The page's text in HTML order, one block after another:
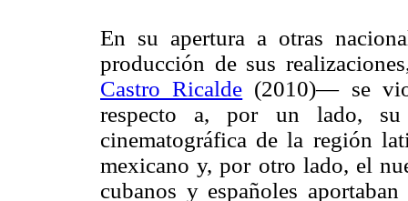
En su apertura a otras
producción de sus
Castro Ricalde (2010)— se
respecto a, por un lado, su
cinematográfica de la región
mexicano y, por otro lado, el
cubanos y españoles